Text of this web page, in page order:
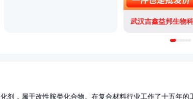
武汉吉鑫益邦生物
剂，属于改性胺类化合物。在复合材料行业工作了十五年